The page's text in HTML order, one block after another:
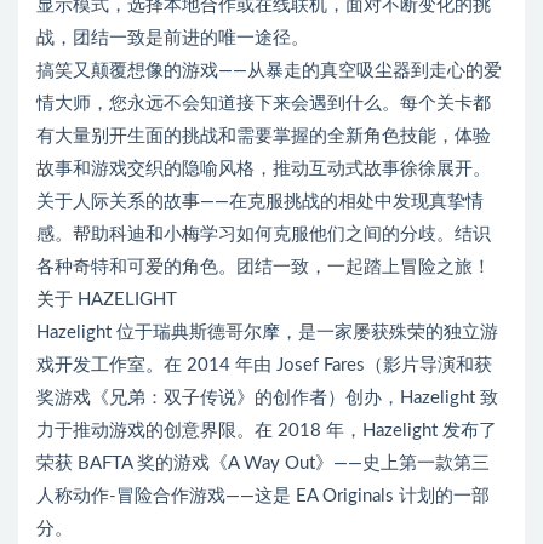
显示模式，选择本地合作或在线联机，面对不断变化的挑
战，团结一致是前进的唯一途径。
搞笑又颠覆想像的游戏——从暴走的真空吸尘器到走心的爱
情大师，您永远不会知道接下来会遇到什么。每个关卡都
有大量别开生面的挑战和需要掌握的全新角色技能，体验
故事和游戏交织的隐喻风格，推动互动式故事徐徐展开。
关于人际关系的故事——在克服挑战的相处中发现真挚情
感。帮助科迪和小梅学习如何克服他们之间的分歧。结识
各种奇特和可爱的角色。团结一致，一起踏上冒险之旅！
关于 HAZELIGHT
Hazelight 位于瑞典斯德哥尔摩，是一家屡获殊荣的独立游
戏开发工作室。在 2014 年由 Josef Fares（影片导演和获
奖游戏《兄弟：双子传说》的创作者）创办，Hazelight 致
力于推动游戏的创意界限。在 2018 年，Hazelight 发布了
荣获 BAFTA 奖的游戏《A Way Out》——史上第一款第三
人称动作-冒险合作游戏——这是 EA Originals 计划的一部
分。